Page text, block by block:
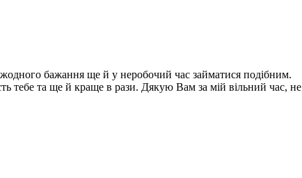
бажання ще й у неробочий час займатися подібним.
тебе та ще й краще в рази. Дякую Вам за мій вільний час, не